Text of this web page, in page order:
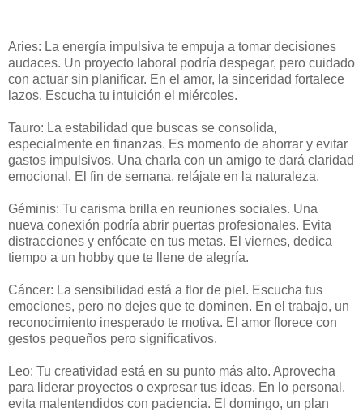
Aries: La energía impulsiva te empuja a tomar decisiones
audaces. Un proyecto laboral podría despegar, pero cuidado
con actuar sin planificar. En el amor, la sinceridad fortalece
lazos. Escucha tu intuición el miércoles.
Tauro: La estabilidad que buscas se consolida,
especialmente en finanzas. Es momento de ahorrar y evitar
gastos impulsivos. Una charla con un amigo te dará claridad
emocional. El fin de semana, relájate en la naturaleza.
Géminis: Tu carisma brilla en reuniones sociales. Una
nueva conexión podría abrir puertas profesionales. Evita
distracciones y enfócate en tus metas. El viernes, dedica
tiempo a un hobby que te llene de alegría.
Cáncer: La sensibilidad está a flor de piel. Escucha tus
emociones, pero no dejes que te dominen. En el trabajo, un
reconocimiento inesperado te motiva. El amor florece con
gestos pequeños pero significativos.
Leo: Tu creatividad está en su punto más alto. Aprovecha
para liderar proyectos o expresar tus ideas. En lo personal,
evita malentendidos con paciencia. El domingo, un plan